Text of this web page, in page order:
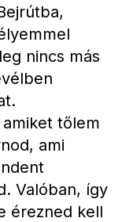
nincs más
amiket tőlem
ami
Valóban, így
érezned kell